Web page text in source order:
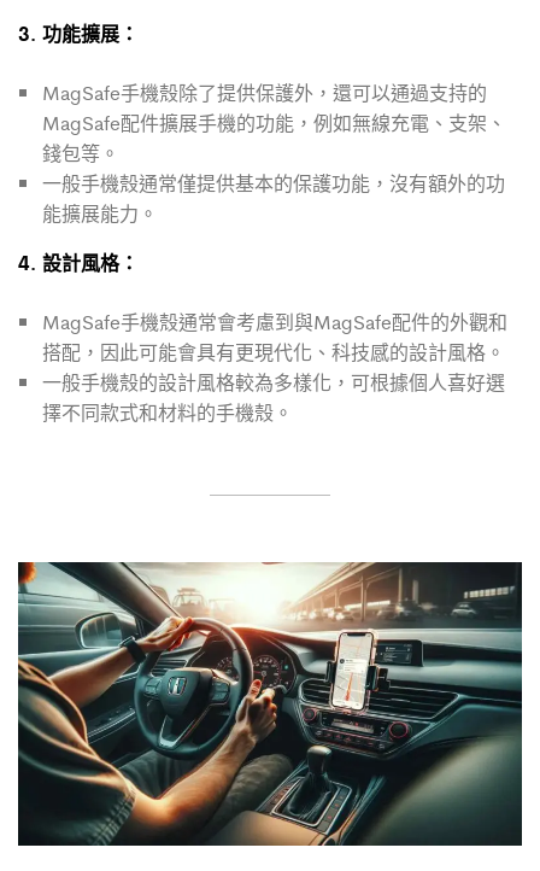
3. 功能擴展：
MagSafe手機殼除了提供保護外，還可以通過支持的
MagSafe配件擴展手機的功能，例如無線充電、支架、
錢包等。
一般手機殼通常僅提供基本的保護功能，沒有額外的功
能擴展能力。
4. 設計風格：
MagSafe手機殼通常會考慮到與MagSafe配件的外觀和
搭配，因此可能會具有更現代化、科技感的設計風格。
一般手機殼的設計風格較為多樣化，可根據個人喜好選
擇不同款式和材料的手機殼。